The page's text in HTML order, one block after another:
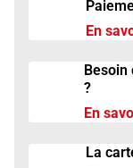
En
Besoin
?
En
La